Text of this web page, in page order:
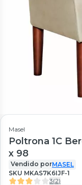
Masel
Poltrona 1C
x 98
Vendido porMASEL
SKU MKAS7K6IJF-1
3(2)